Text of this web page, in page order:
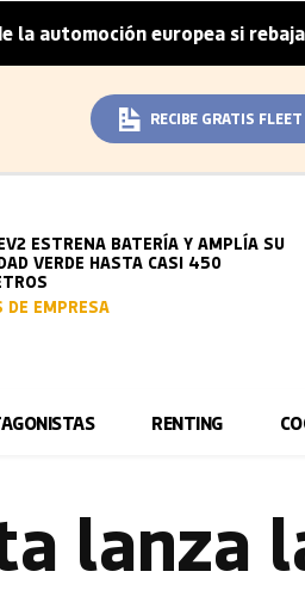
europea si rebaja sus metas
RECIBE GRATIS
ESTRENA BATERÍA Y AMPLÍA SU
VERDE HASTA CASI 450
DE EMPRESA
RENTING
lanza